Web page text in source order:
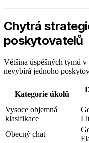
Chytrá
poskytovatelů
Většina úspěšných týmů
nevybírá jednoho
Kategorie úkolů
Vysoce objemná
klasifikace
Obecný chat